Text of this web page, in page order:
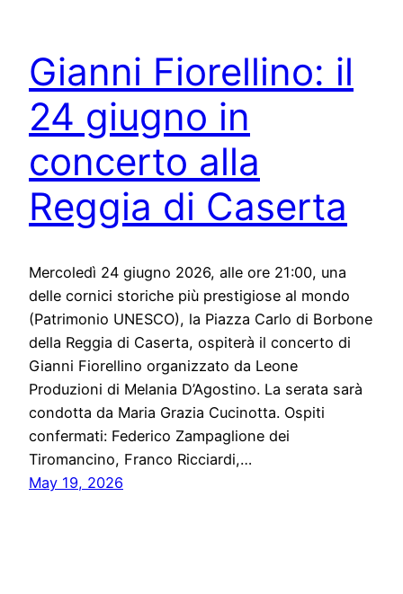
Gianni Fiorellino: il
24 giugno in
concerto alla
Reggia di Caserta
Mercoledì 24 giugno 2026, alle ore 21:00, una
delle cornici storiche più prestigiose al mondo
(Patrimonio UNESCO), la Piazza Carlo di Borbone
della Reggia di Caserta, ospiterà il concerto di
Gianni Fiorellino organizzato da Leone
Produzioni di Melania D’Agostino. La serata sarà
condotta da Maria Grazia Cucinotta. Ospiti
confermati: Federico Zampaglione dei
Tiromancino, Franco Ricciardi,…
May 19, 2026